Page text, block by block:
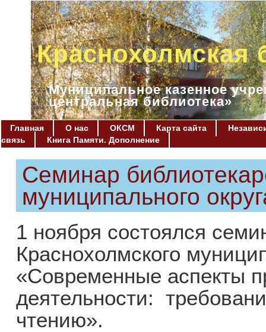
Краснохолмская
Муниципальное казенное
центральная библиотека»
Главная О нас ОКСМ Карта сайта
связь
Книга Памяти. Дополнение
Семинар
муниципального
1 ноября состоялся
Краснохолмского
«Современные аспекты
деятельности:
чтению».